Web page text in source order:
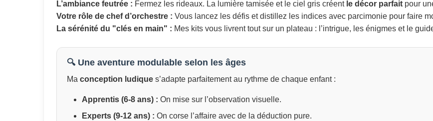
L’ambiance feutrée : Fermez les rideaux. La lumière tamisée et le ciel gris créent le décor parfait pour
Votre rôle de chef d’orchestre : Vous lancez les défis et distillez les indices avec parcimonie pour faire
La sérénité du "clés en main" : Mes kits vous livrent tout sur un plateau : l’intrigue, les énigmes et le
🔍 Une aventure modulable selon les âges
Ma conception ludique s’adapte parfaitement au rythme de chaque enfant :
Apprentis (6-8 ans) : On mise sur l’observation visuelle.
Experts (9-12 ans) : On corse l’affaire avec de la déduction pure.